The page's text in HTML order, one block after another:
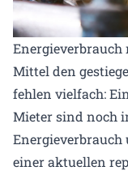
Mittel den
fehlen vielfach:
Mieter sind noch
einer aktuellen